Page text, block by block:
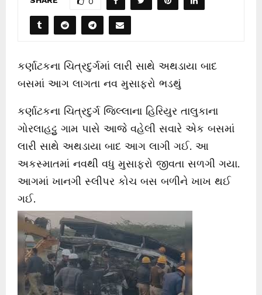
કર્ણાટકના ચિત્રદુર્ગમાં લારી સાથે અથડાયા બાદ
બસમાં આગ લાગતા નવ મુસાફરો ભડથું
કર્ણાટકના ચિત્રદુર્ગ જિલ્લાના હિરિયુર તાલુકાના
ગોરલાહટ્ટુ ગામ પાસે આજે વહેલી સવારે એક બસમાં
લારી સાથે અથડાયા બાદ આગ લાગી ગઈ. આ
અકસ્માતમાં નવથી વધુ મુસાફરો જીવતા સળગી ગયા.
આગમાં ખાનગી સ્લીપર કોચ બસ બળીને ખાખ થઈ
ગઈ.